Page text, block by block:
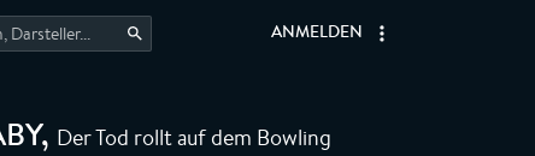
ANMELDEN
, Der Tod rollt auf dem Bowling